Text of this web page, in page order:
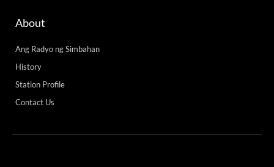
About
Ang Radyo ng Simbahan
History
Station Profile
Contact Us